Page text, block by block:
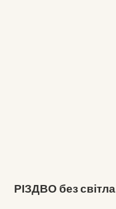
РІЗДВО без світла